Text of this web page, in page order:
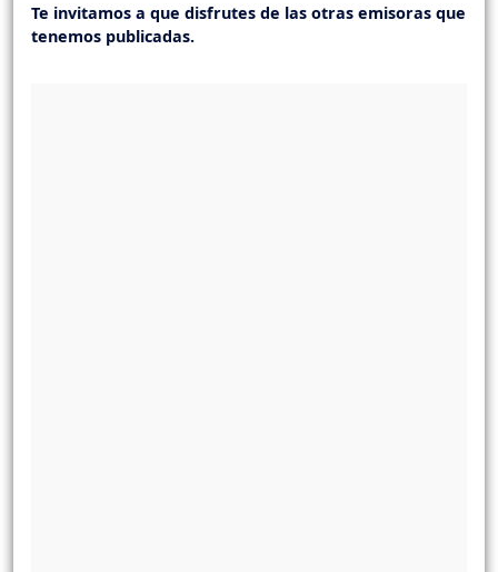
Te invitamos a que disfrutes de las otras emisoras que
tenemos publicadas.